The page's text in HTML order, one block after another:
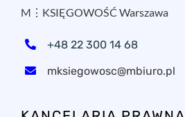
M⋮KSIĘGOWOŚĆ Warszawa
+48 22 300 14 68
mksiegowosc@mbiuro.pl